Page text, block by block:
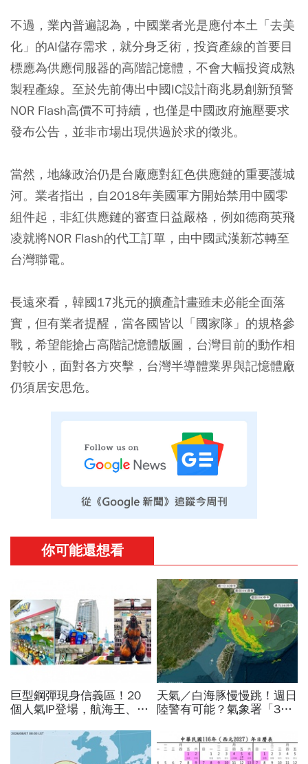
不過，業內普遍認為，中國業者光是應付本土「去美
化」的AI儲存需求，就分身乏術，投資產線的首要目
標應為供應伺服器的高階記憶體，不會大幅投資成熟
製程產線。至於先前傳出中國IC設計商兆易創新預警
NOR Flash高價不可持續，也僅是中國政府施壓要求
發布公告，並非市場出現供過於求的徵兆。
當然，地緣政治仍是台廠應對紅色供應鏈的重要護城
河。業者指出，自2018年美國軍方開始禁用中國零
組件起，非紅供應鏈的審查日益嚴格，例如德商英飛
凌就將NOR Flash的代工訂單，由中國武漢新芯轉至
台灣聯電。
長遠來看，韓國17兆元的擴產計畫雖未必能全面落
實，但有業者提醒，當各國皆以「國家隊」的規格參
戰，希望能搶占高階記憶體版圖，台灣目前的動作相
對較小，面對各方夾擊，台灣半導體業界與記憶體廠
仍須居安思危。